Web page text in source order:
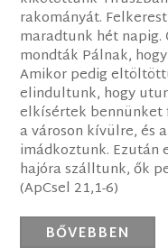
rakományát.
maradtunk hét
mondták Pálnak,
Amikor pedig
elindultunk, hogy
elkísértek bennünket
a városon kívülre, és
imádkoztunk. Ezután
hajóra szálltunk, ők
(ApCsel 21,1-6)
BŐVEBBEN